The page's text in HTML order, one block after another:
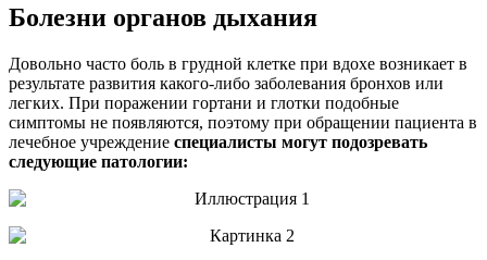
Болезни органов дыхания
Довольно часто боль в грудной клетке при вдохе возникает в
результате развития какого-либо заболевания бронхов или
легких. При поражении гортани и глотки подобные
симптомы не появляются, поэтому при обращении пациента в
лечебное учреждение специалисты могут подозревать
следующие патологии: